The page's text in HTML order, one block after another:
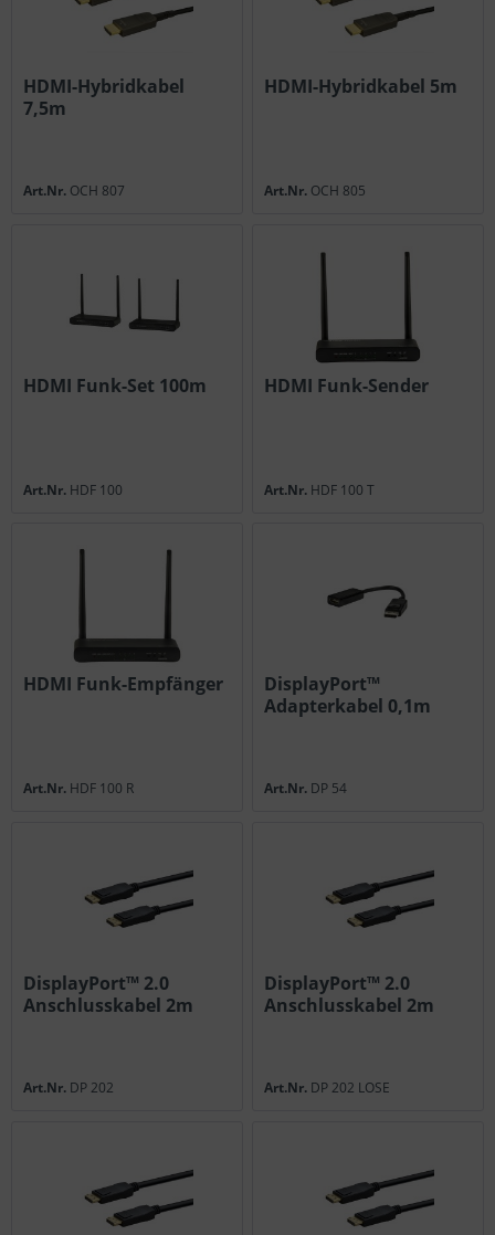
HDMI-Hybridkabel
7,5m
Art.Nr. OCH 807
HDMI-Hybridkabel 5m
Art.Nr. OCH 805
HDMI Funk-Set 100m
Art.Nr. HDF 100
HDMI Funk-Sender
Art.Nr. HDF 100 T
HDMI Funk-Empfänger
Art.Nr. HDF 100 R
DisplayPort™
Adapterkabel 0,1m
Art.Nr. DP 54
DisplayPort™ 2.0
Anschlusskabel 2m
Art.Nr. DP 202
DisplayPort™ 2.0
Anschlusskabel 2m
Art.Nr. DP 202 LOSE